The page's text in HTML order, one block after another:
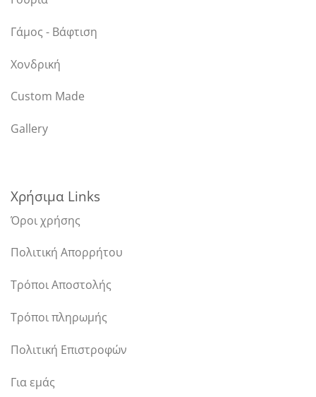
Γάμος - Βάφτιση
Χονδρική
Custom Made
Gallery
Χρήσιμα Links
Όροι χρήσης
Πολιτική Απορρήτου
Τρόποι Αποστολής
Τρόποι πληρωμής
Πολιτική Επιστροφών
Για εμάς